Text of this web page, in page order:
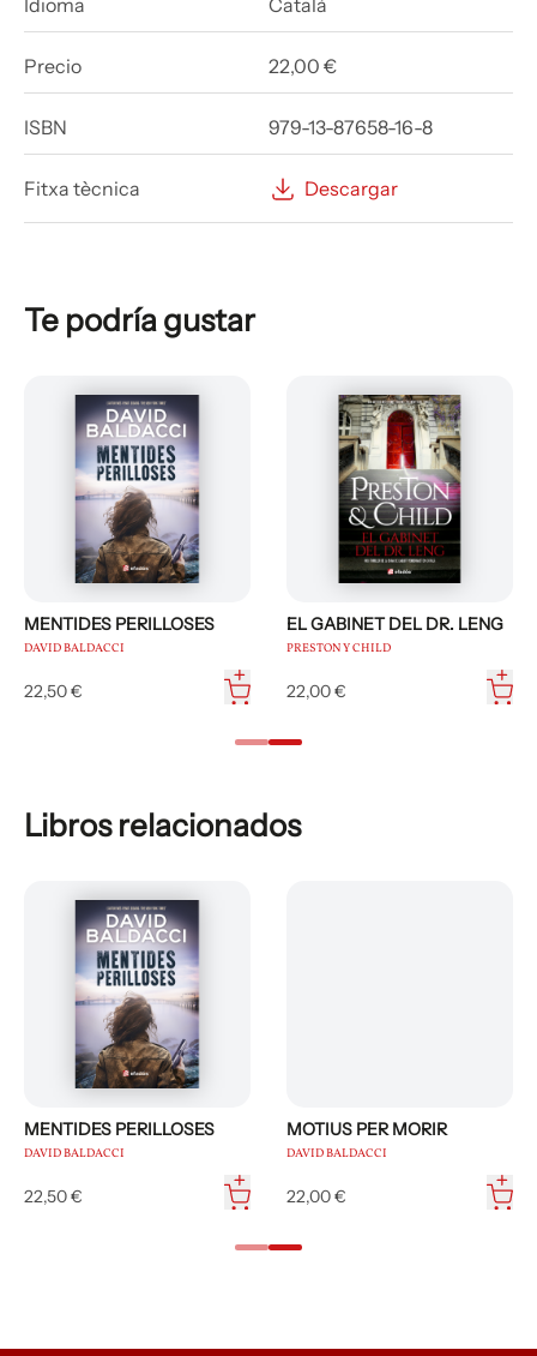
Idioma Català
Precio 22,00 €
ISBN 979-13-87658-16-8
Fitxa tècnica Descargar
Te podría gustar
MENTIDES PERILLOSES
DAVID BALDACCI
22,50 €
EL GABINET DEL DR. LENG
PRESTON Y CHILD
22,00 €
Libros relacionados
MENTIDES PERILLOSES
DAVID BALDACCI
22,50 €
MOTIUS PER MORIR
DAVID BALDACCI
22,00 €